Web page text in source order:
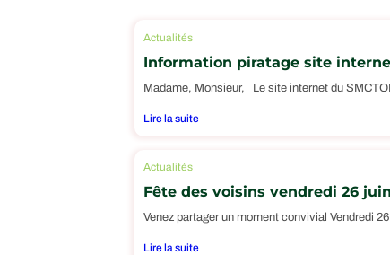
Actualités
Information piratage site
Madame, Monsieur, Le site internet du
Lire la suite
Actualités
Fête des voisins vendredi 26
Venez partager un moment convivial Vendredi
Lire la suite